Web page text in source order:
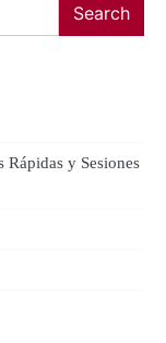
Search
Rápidas y Sesiones